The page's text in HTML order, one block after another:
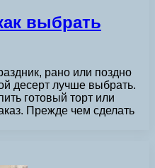
выбрать
рано или поздно
десерт лучше выбрать.
готовый торт или
Прежде чем сделать